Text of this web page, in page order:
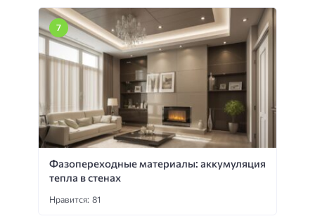
Фазопереходные материалы: аккумуляция
тепла в стенах
Нравится: 81